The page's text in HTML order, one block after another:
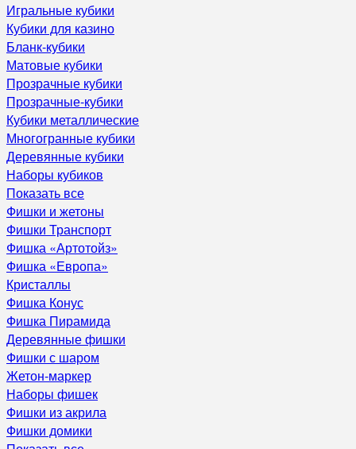
Игральные кубики
Кубики для казино
Бланк-кубики
Матовые кубики
Прозрачные кубики
Прозрачные-кубики
Кубики металлические
Многогранные кубики
Деревянные кубики
Наборы кубиков
Показать все
Фишки и жетоны
Фишки Транспорт
Фишка «Артотойз»
Фишка «Европа»
Кристаллы
Фишка Конус
Фишка Пирамида
Деревянные фишки
Фишки с шаром
Жетон-маркер
Наборы фишек
Фишки из акрила
Фишки домики